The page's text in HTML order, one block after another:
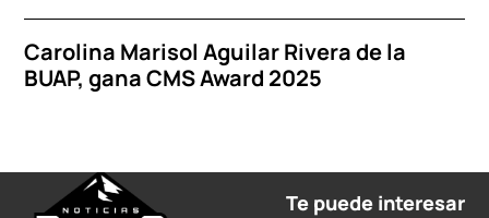
Carolina Marisol Aguilar Rivera de la
BUAP, gana CMS Award 2025
Te puede interesar